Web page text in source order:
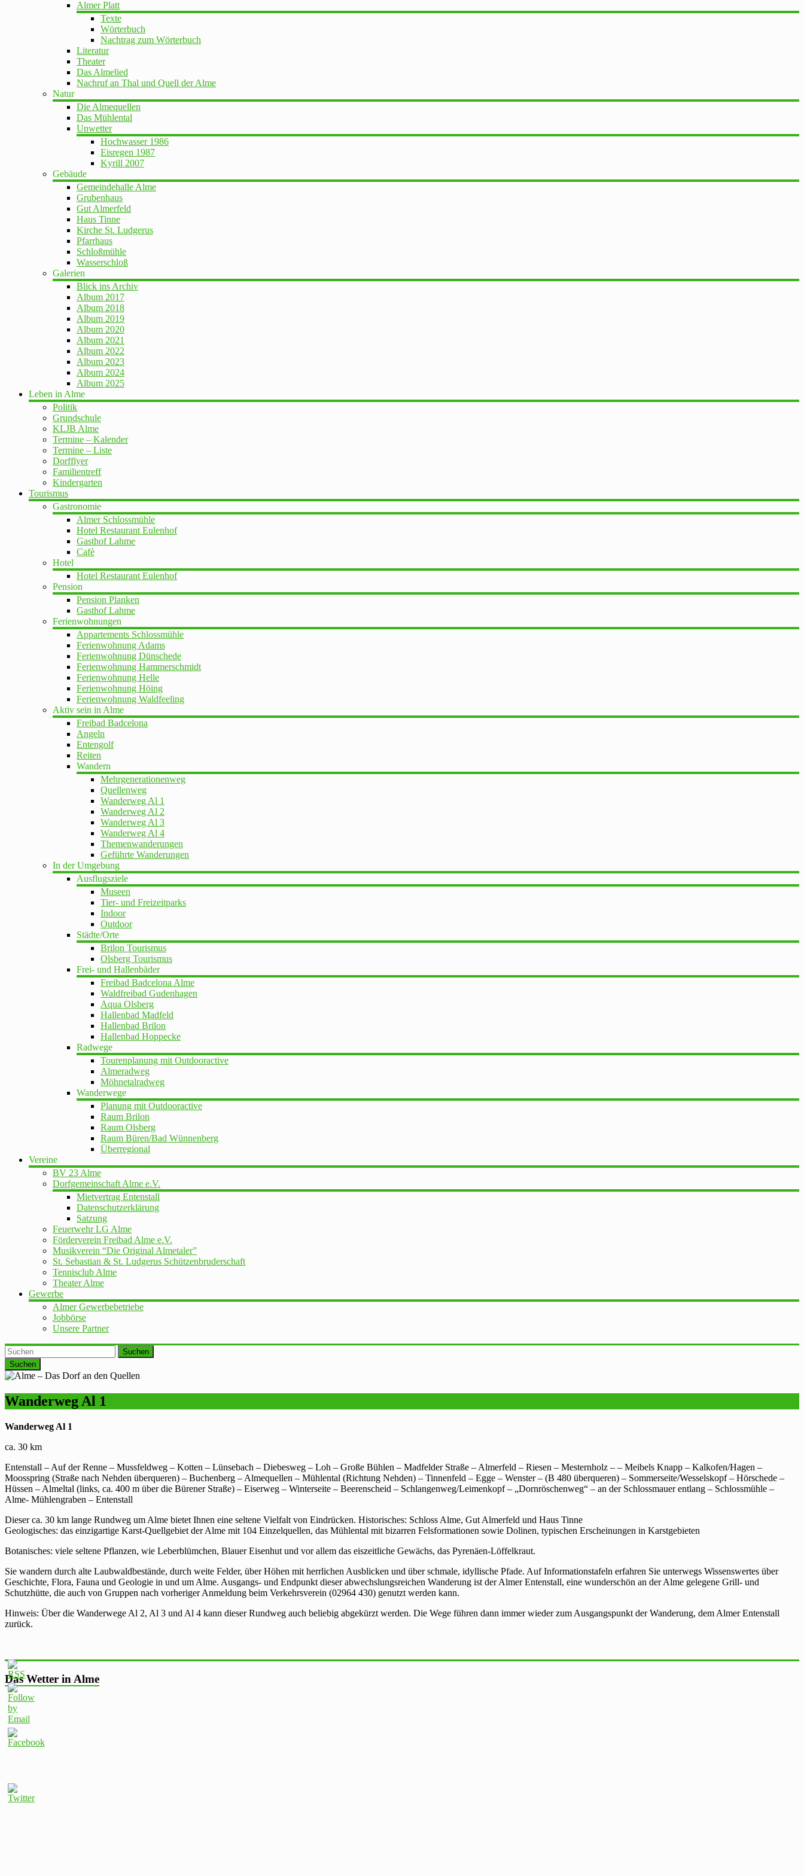
Almer Platt
Texte
Wörterbuch
Nachtrag zum Wörterbuch
Literatur
Theater
Das Almelied
Nachruf an Thal und Quell der Alme
Natur
Die Almequellen
Das Mühlental
Unwetter
Hochwasser 1986
Eisregen 1987
Kyrill 2007
Gebäude
Gemeindehalle Alme
Grubenhaus
Gut Almerfeld
Haus Tinne
Kirche St. Ludgerus
Pfarrhaus
Schloßmühle
Wasserschloß
Galerien
Blick ins Archiv
Album 2017
Album 2018
Album 2019
Album 2020
Album 2021
Album 2022
Album 2023
Album 2024
Album 2025
Leben in Alme
Politik
Grundschule
KLJB Alme
Termine – Kalender
Termine – Liste
Dorfflyer
Familientreff
Kindergarten
Tourismus
Gastronomie
Almer Schlossmühle
Hotel Restaurant Eulenhof
Gasthof Lahme
Cafè
Hotel
Hotel Restaurant Eulenhof
Pension
Pension Planken
Gasthof Lahme
Ferienwohnungen
Appartements Schlossmühle
Ferienwohnung Adams
Ferienwohnung Dünschede
Ferienwohnung Hammerschmidt
Ferienwohnung Helle
Ferienwohnung Höing
Ferienwohnung Waldfeeling
Aktiv sein in Alme
Freibad Badcelona
Angeln
Entengolf
Reiten
Wandern
Mehrgenerationenweg
Quellenweg
Wanderweg Al 1
Wanderweg Al 2
Wanderweg Al 3
Wanderweg Al 4
Themenwanderungen
Geführte Wanderungen
In der Umgebung
Ausflugsziele
Museen
Tier- und Freizeitparks
Indoor
Outdoor
Städte/Orte
Brilon Tourismus
Olsberg Tourismus
Frei- und Hallenbäder
Freibad Badcelona Alme
Waldfreibad Gudenhagen
Aqua Olsberg
Hallenbad Madfeld
Hallenbad Brilon
Hallenbad Hoppecke
Radwege
Tourenplanung mit Outdooractive
Almeradweg
Möhnetalradweg
Wanderwege
Planung mit Outdooractive
Raum Brilon
Raum Olsberg
Raum Büren/Bad Wünnenberg
Überregional
Vereine
BV 23 Alme
Dorfgemeinschaft Alme e.V.
Mietvertrag Entenstall
Datenschutzerklärung
Satzung
Feuerwehr LG Alme
Förderverein Freibad Alme e.V.
Musikverein “Die Original Almetaler”
St. Sebastian & St. Ludgerus Schützenbruderschaft
Tennisclub Alme
Theater Alme
Gewerbe
Almer Gewerbebetriebe
Jobbörse
Unsere Partner
Suchen
Wanderweg Al 1
Wanderweg Al 1
ca. 30 km
Entenstall – Auf der Renne – Mussfeldweg – Kotten – Lünsebach – Diebesweg – Loh – Große Bühlen – Madfelder Straße – Almerfeld – Riesen – Mesternholz – – Meibels Knapp – Kalkofen/Hagen –
Moosspring (Straße nach Nehden überqueren) – Buchenberg – Almequellen – Mühlental (Richtung Nehden) – Tinnenfeld – Egge – Wenster – (B 480 überqueren) – Sommerseite/Wesselskopf – Hörschede –
Hüssen – Almeltal (links, ca. 400 m über die Bürener Straße) – Eiserweg – Winterseite – Beerenscheid – Schlangenweg/Leimenkopf – „Dornröschenweg“ – an der Schlossmauer entlang – Schlossmühle –
Alme- Mühlengraben – Entenstall
Dieser ca. 30 km lange Rundweg um Alme bietet Ihnen eine seltene Vielfalt von Eindrücken. Historisches: Schloss Alme, Gut Almerfeld und Haus Tinne
Geologisches: das einzigartige Karst-Quellgebiet der Alme mit 104 Einzelquellen, das Mühlental mit bizarren Felsformationen sowie Dolinen, typischen Erscheinungen in Karstgebieten
Botanisches: viele seltene Pflanzen, wie Leberblümchen, Blauer Eisenhut und vor allem das eiszeitliche Gewächs, das Pyrenäen-Löffelkraut.
Sie wandern durch alte Laubwaldbestände, durch weite Felder, über Höhen mit herrlichen Ausblicken und über schmale, idyllische Pfade. Auf Informationstafeln erfahren Sie unterwegs Wissenswertes über
Geschichte, Flora, Fauna und Geologie in und um Alme. Ausgangs- und Endpunkt dieser abwechslungsreichen Wanderung ist der Almer Entenstall, eine wunderschön an der Alme gelegene Grill- und
Schutzhütte, die auch von Gruppen nach vorheriger Anmeldung beim Verkehrsverein (02964 430) genutzt werden kann.
Hinweis: Über die Wanderwege Al 2, Al 3 und Al 4 kann dieser Rundweg auch beliebig abgekürzt werden. Die Wege führen dann immer wieder zum Ausgangspunkt der Wanderung, dem Almer Entenstall
zurück.
Das Wetter in Alme